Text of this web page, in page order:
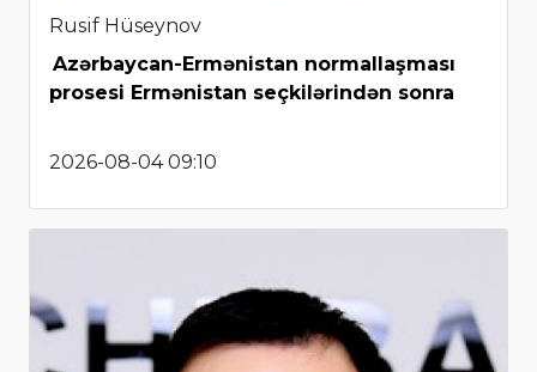
Rusif Hüseynov
Azərbaycan-Ermənistan normallaşması
prosesi Ermənistan seçkilərindən sonra
2026-08-04 09:10